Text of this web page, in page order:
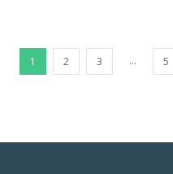
1 2 3 ... 5